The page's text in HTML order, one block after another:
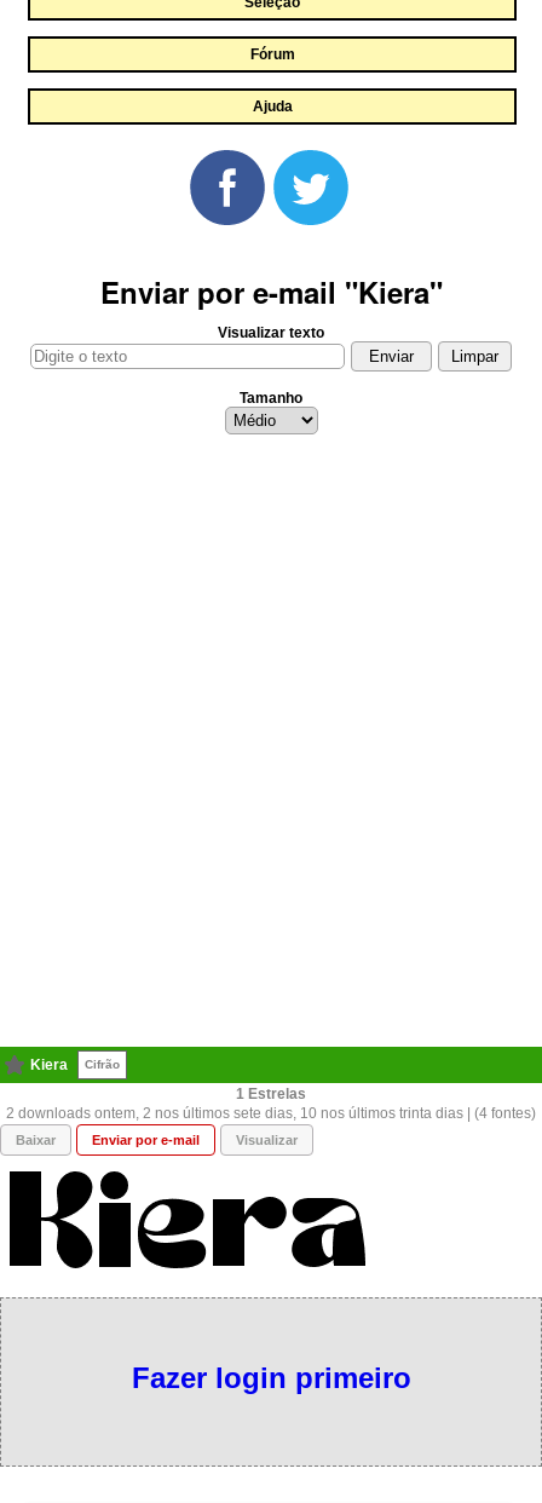
Fórum
Ajuda
Enviar por e-mail "Kiera"
Visualizar texto
Tamanho
Kiera Cifrão
1
2 downloads ontem, 2 nos últimos sete dias, 10 nos últimos trinta dias | (4 fontes)
Baixar Enviar por e-mail Visualizar
Fazer login primeiro